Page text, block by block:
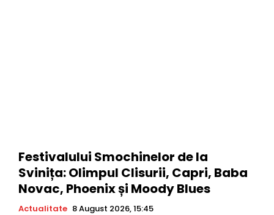
Festivalului Smochinelor de la
Svinița: Olimpul Clisurii, Capri, Baba
Novac, Phoenix și Moody Blues
Actualitate 8 August 2026, 15:45